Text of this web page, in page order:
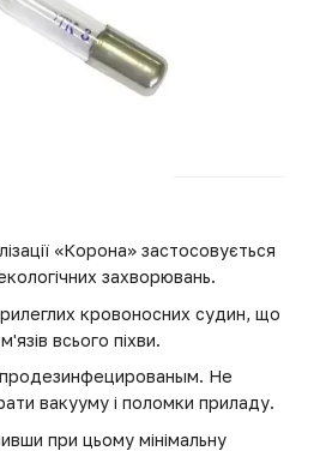
«Корона» застосовується
захворювань.
кровоносних судин, що
всього піхви.
продезинфецированым. Не
вакууму і поломки приладу.
при цьому мінімальну